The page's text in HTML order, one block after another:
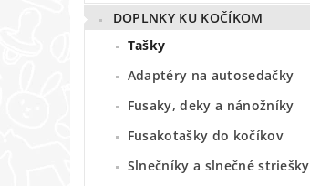
DOPLNKY KU KOČÍKOM
Tašky
Adaptéry na autosedačky
Fusaky, deky a nánožníky
Fusakotašky do kočíkov
Slnečníky a slnečné striešky